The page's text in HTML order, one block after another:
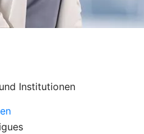
Institutionen